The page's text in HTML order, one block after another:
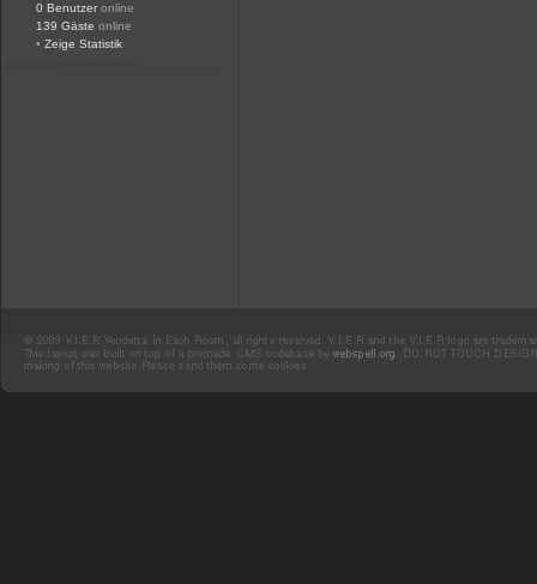
0 Benutzer online
139 Gäste online
• Zeige Statistik